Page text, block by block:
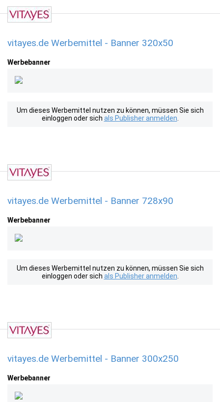
vitayes.de Werbemittel - Banner 320x50
Werbebanner
Um dieses Werbemittel nutzen zu können, müssen Sie sich
einloggen oder sich als Publisher anmelden
vitayes.de Werbemittel - Banner 728x90
Werbebanner
Um dieses Werbemittel nutzen zu können, müssen Sie sich
einloggen oder sich als Publisher anmelden
vitayes.de Werbemittel - Banner 300x250
Werbebanner